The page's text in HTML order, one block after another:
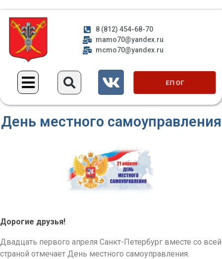
8 (812) 454-68-70
mamo70@yandex.ru
mcmo70@yandex.ru
ЕП ОГ
День местного самоуправления
Дорогие друзья!
Двадцать первого апреля Санкт-Петербург вместе со всей
страной отмечает День местного самоуправления.